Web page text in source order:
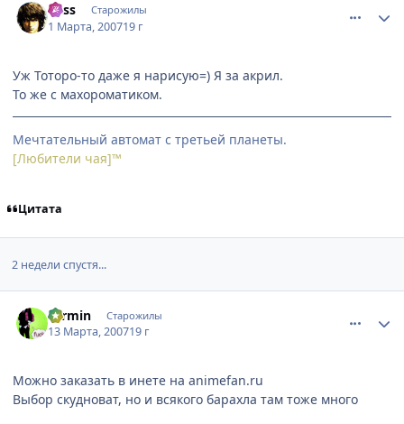
Bess Старожилы
1 Марта, 200719 г
Уж Тоторо-то даже я нарисую=) Я за акрил.
То же с махороматиком.
Мечтательный автомат с третьей планеты.
[Любители чая]™
Цитата
2 недели спустя...
Termin Старожилы
13 Марта, 200719 г
Можно заказать в инете на animefan.ru
Выбор скудноват, но и всякого барахла там тоже много